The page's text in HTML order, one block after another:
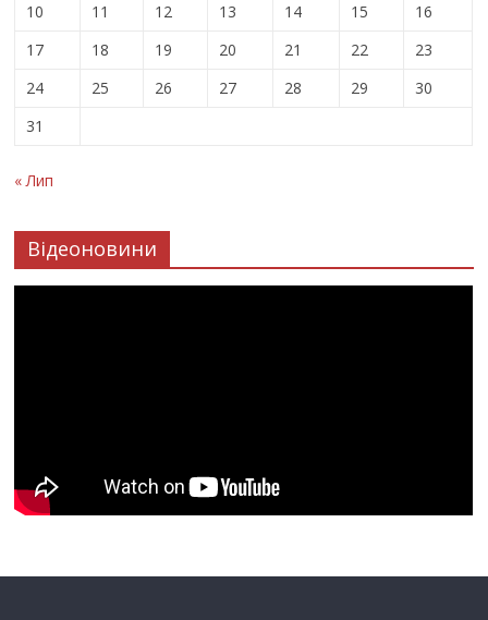
10
11 12 13 14 15
16
17
18 19 20 21 22
23
24
25 26 27 28 29
30
31
« Лип
Відеоновини